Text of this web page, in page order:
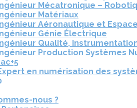
Mécatronique –
Matériaux
Aéronautique et Espace
Génie Électrique
Qualité,
Production Systèmes
en numérisation des
nous ?